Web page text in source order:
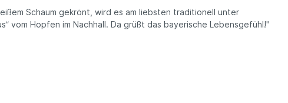
Schaum gekrönt, wird es am liebsten traditionell unter
vom Hopfen im Nachhall. Da grüßt das bayerische Lebensgefühl!"